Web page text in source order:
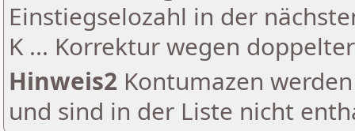
Einstiegselozahl in der
K ... Korrektur wegen
Hinweis2 Kontumazen
und sind in der Liste nicht